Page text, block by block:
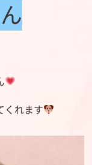
くれます